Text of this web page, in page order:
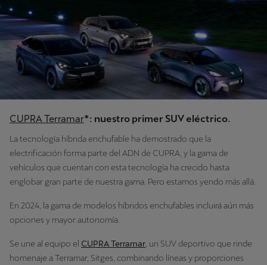
CUPRA Terramar*: nuestro primer SUV eléctrico.
La tecnología híbrida enchufable ha demostrado que la
electrificación forma parte del ADN de CUPRA, y la gama de
vehículos que cuentan con esta tecnología ha crecido hasta
englobar gran parte de nuestra gama. Pero estamos yendo más allá.
En 2024, la gama de modelos híbridos enchufables incluirá aún más
opciones y mayor autonomía.
Se une al equipo el CUPRA Terramar , un SUV deportivo que rinde
homenaje a Terramar, Sitges, combinando líneas y proporciones